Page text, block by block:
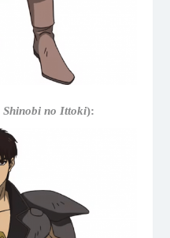
Shinobi no Ittoki):